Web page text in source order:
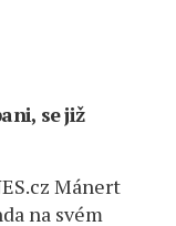
se již
Mánert
na svém